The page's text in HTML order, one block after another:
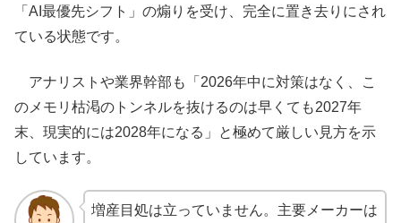
「AI最優先シフト」の煽りを受け、完全に置き去りにされ
ている状態です。
アナリストや業界幹部も「2026年中に対策はなく、こ
のメモリ枯渇のトンネルを抜けるのは早くても2027年
末、現実的には2028年になる」と極めて厳しい見方を示
しています。
増産目処は立っていません。主要メーカーは